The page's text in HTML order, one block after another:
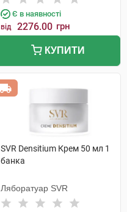
Є в наявності
від 2276.00 грн
КУПИТИ
SVR Densitium Крем 50 мл 1
банка
Ляборатуар SVR